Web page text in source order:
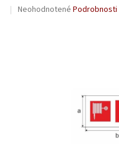
Priemerné
Neohodnotené